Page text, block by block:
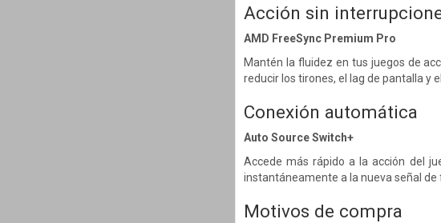
Acción sin
AMD FreeSync Premium Pro
Mantén la fluidez en tus juegos de
reducir los tirones, el lag de pantalla y
Conexión automática
Auto Source Switch+
Accede más rápido a la acción del
instantáneamente a la nueva señal
Motivos de compra